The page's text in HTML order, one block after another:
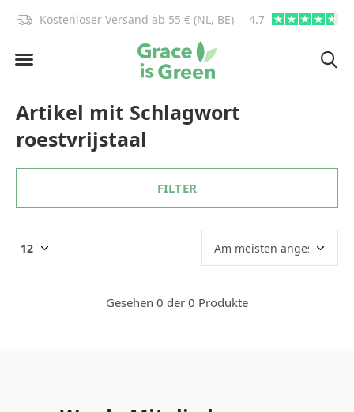
Kostenloser Versand ab 55 € (NL, BE) 4.7
Artikel mit Schlagwort
roestvrijstaal
FILTER
Gesehen 0 der 0 Produkte